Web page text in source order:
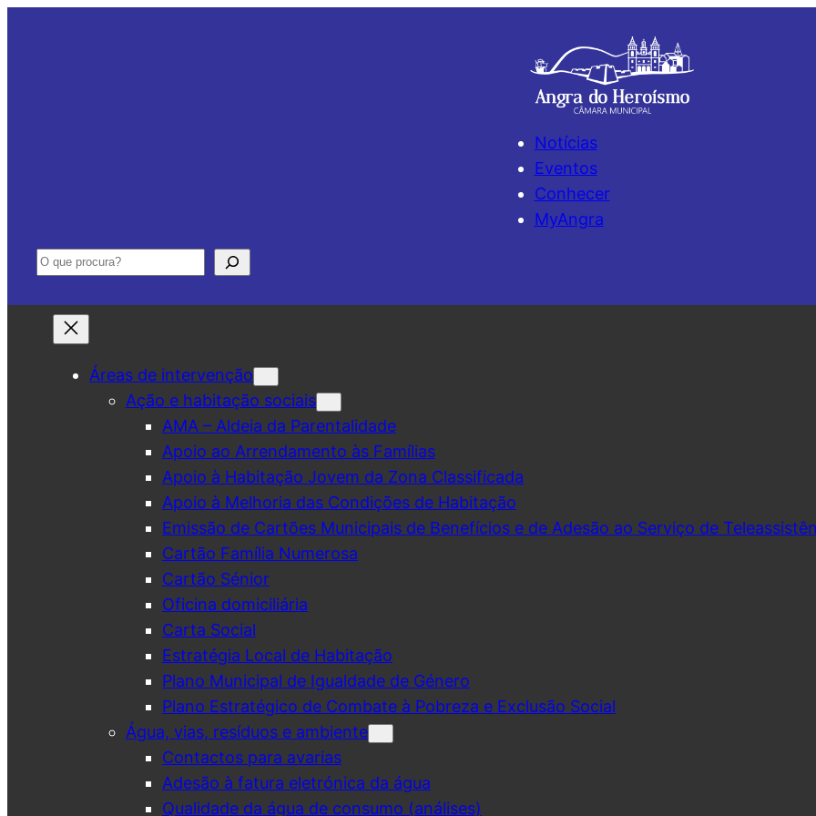
Notícias
Eventos
Conhecer
MyAngra
Pesquisar
Áreas de intervenção
Ação e habitação sociais
AMA – Aldeia da Parentalidade
Apoio ao Arrendamento às Famílias
Apoio à Habitação Jovem da Zona Classificada
Apoio à Melhoria das Condições de Habitação
Emissão de Cartões Municipais de Benefícios e de Adesão ao Serviço de
Cartão Família Numerosa
Cartão Sénior
Oficina domiciliária
Carta Social
Estratégia Local de Habitação
Plano Municipal de Igualdade de Género
Plano Estratégico de Combate à Pobreza e Exclusão Social
Água, vias, resíduos e ambiente
Contactos para avarias
Adesão à fatura eletrónica da água
Qualidade da água de consumo (análises)